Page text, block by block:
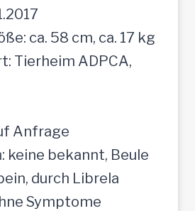
ca. 58 cm, ca. 17 kg
Tierheim ADPCA,
Anfrage
keine bekannt, Beule
durch Librela
Symptome